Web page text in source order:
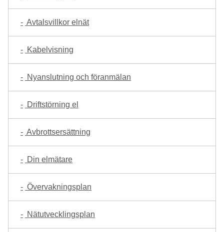
Avtalsvillkor elnät
Kabelvisning
Nyanslutning och föranmälan
Driftstörning el
Avbrottsersättning
Din elmätare
Övervakningsplan
Nätutvecklingsplan